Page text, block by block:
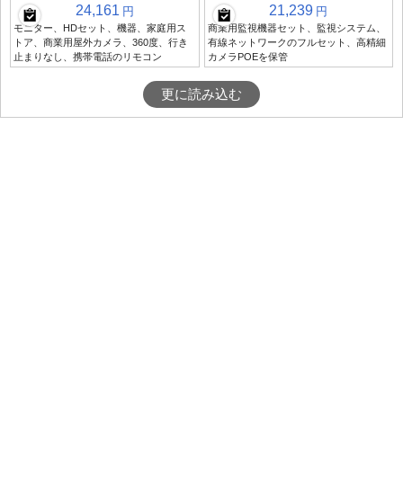
24,161 円
モニター、HDセット、機器、家庭用ス
トア、商業用屋外カメラ、360度、行き
止まりなし、携帯電話のリモコン
21,239 円
商業用監視機器セット、監視システム、
有線ネットワークのフルセット、高精細
カメラPOEを保管
更に読み込む